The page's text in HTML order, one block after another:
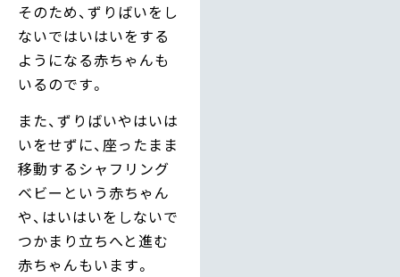
そのため、ずりばいをし
ないではいはいをする
ようになる赤ちゃんも
いるのです。
また、ずりばいやはいは
いをせずに、座ったまま
移動するシャフリング
ベビーという赤ちゃん
や、はいはいをしないで
つかまり立ちへと進む
赤ちゃんもいます。